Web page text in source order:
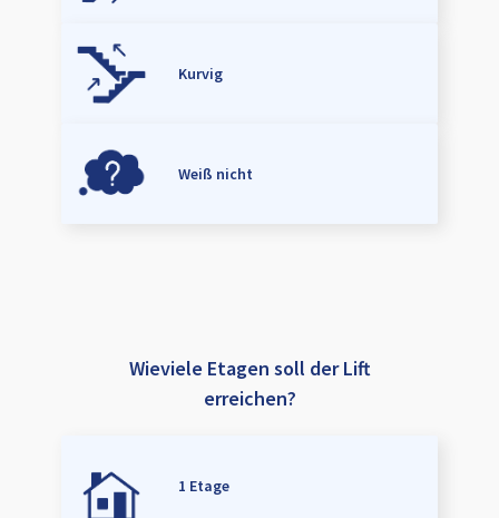
Kurvig
Weiß nicht
Wieviele Etagen soll der Lift
erreichen?
1 Etage